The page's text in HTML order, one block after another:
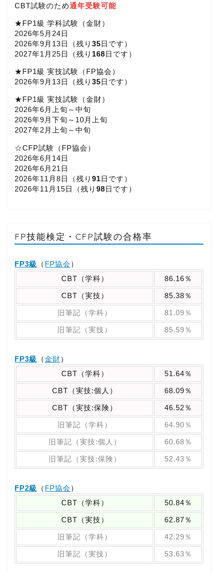
CBT試験のため通年受験可能
★FP1級 学科試験（金財）
2026年5月24日
2026年9月13日（残り 35日です）
2027年1月25日（残り 168日です）
★FP1級 実技試験（FP協会）
2026年9月13日（残り 35日です）
★FP1級 実技試験（金財）
2026年6月上旬～中旬
2026年9月下旬～10月上旬
2027年2月上旬～中旬
☆CFP試験（FP協会）
2026年6月14日
2026年6月21日
2026年11月8日（残り 91日です）
2026年11月15日（残り 98日です）
FP技能検定・CFP試験の合格率
FP3級 （ FP協会 ）
CBT（学科）
86.16％
CBT（実技） 85.38％
旧筆記（学科） 81.09％
旧筆記（実技） 85.59％
FP3級 （金財）
CBT（学科）
51.64％
CBT（実技:個人） 68.09％
CBT（実技:保険） 46.52％
旧筆記（学科） 64.90％
旧筆記（実技:個人） 60.68％
旧筆記（実技:保険） 52.43％
FP2級 （ FP協会 ）
CBT（学科）
50.84％
CBT（実技） 62.87％
旧筆記（学科） 42.29％
旧筆記（実技） 53.63％